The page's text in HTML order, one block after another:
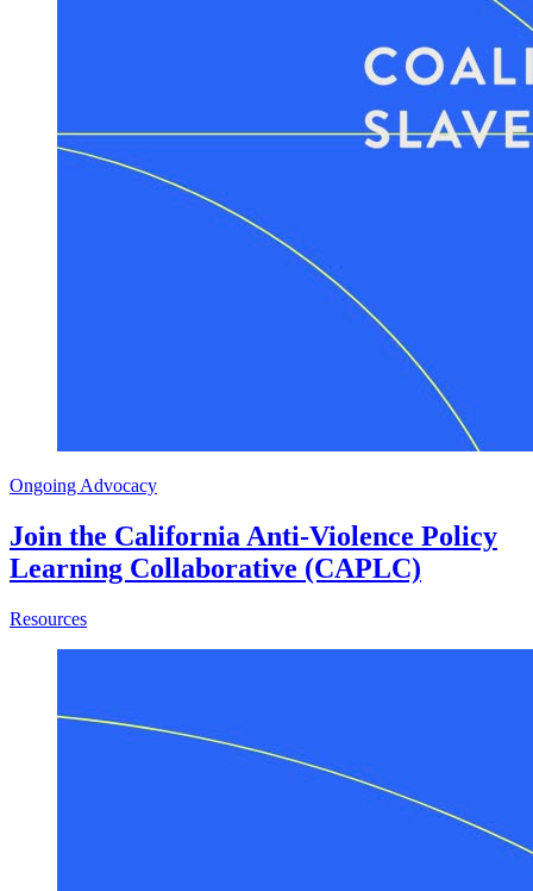
Ongoing Advocacy
Join the California Anti-Violence Policy
Learning Collaborative (CAPLC)
Resourcesabout Join the California Anti-Violence Policy Learning